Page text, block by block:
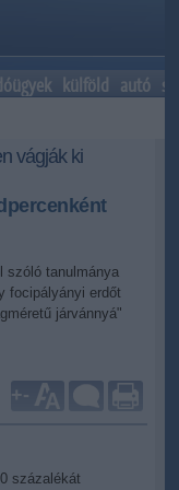
külföld autó
vágják ki
szóló tanulmánya
focipályányi erdőt
járvánnyá"
+-
százalékát